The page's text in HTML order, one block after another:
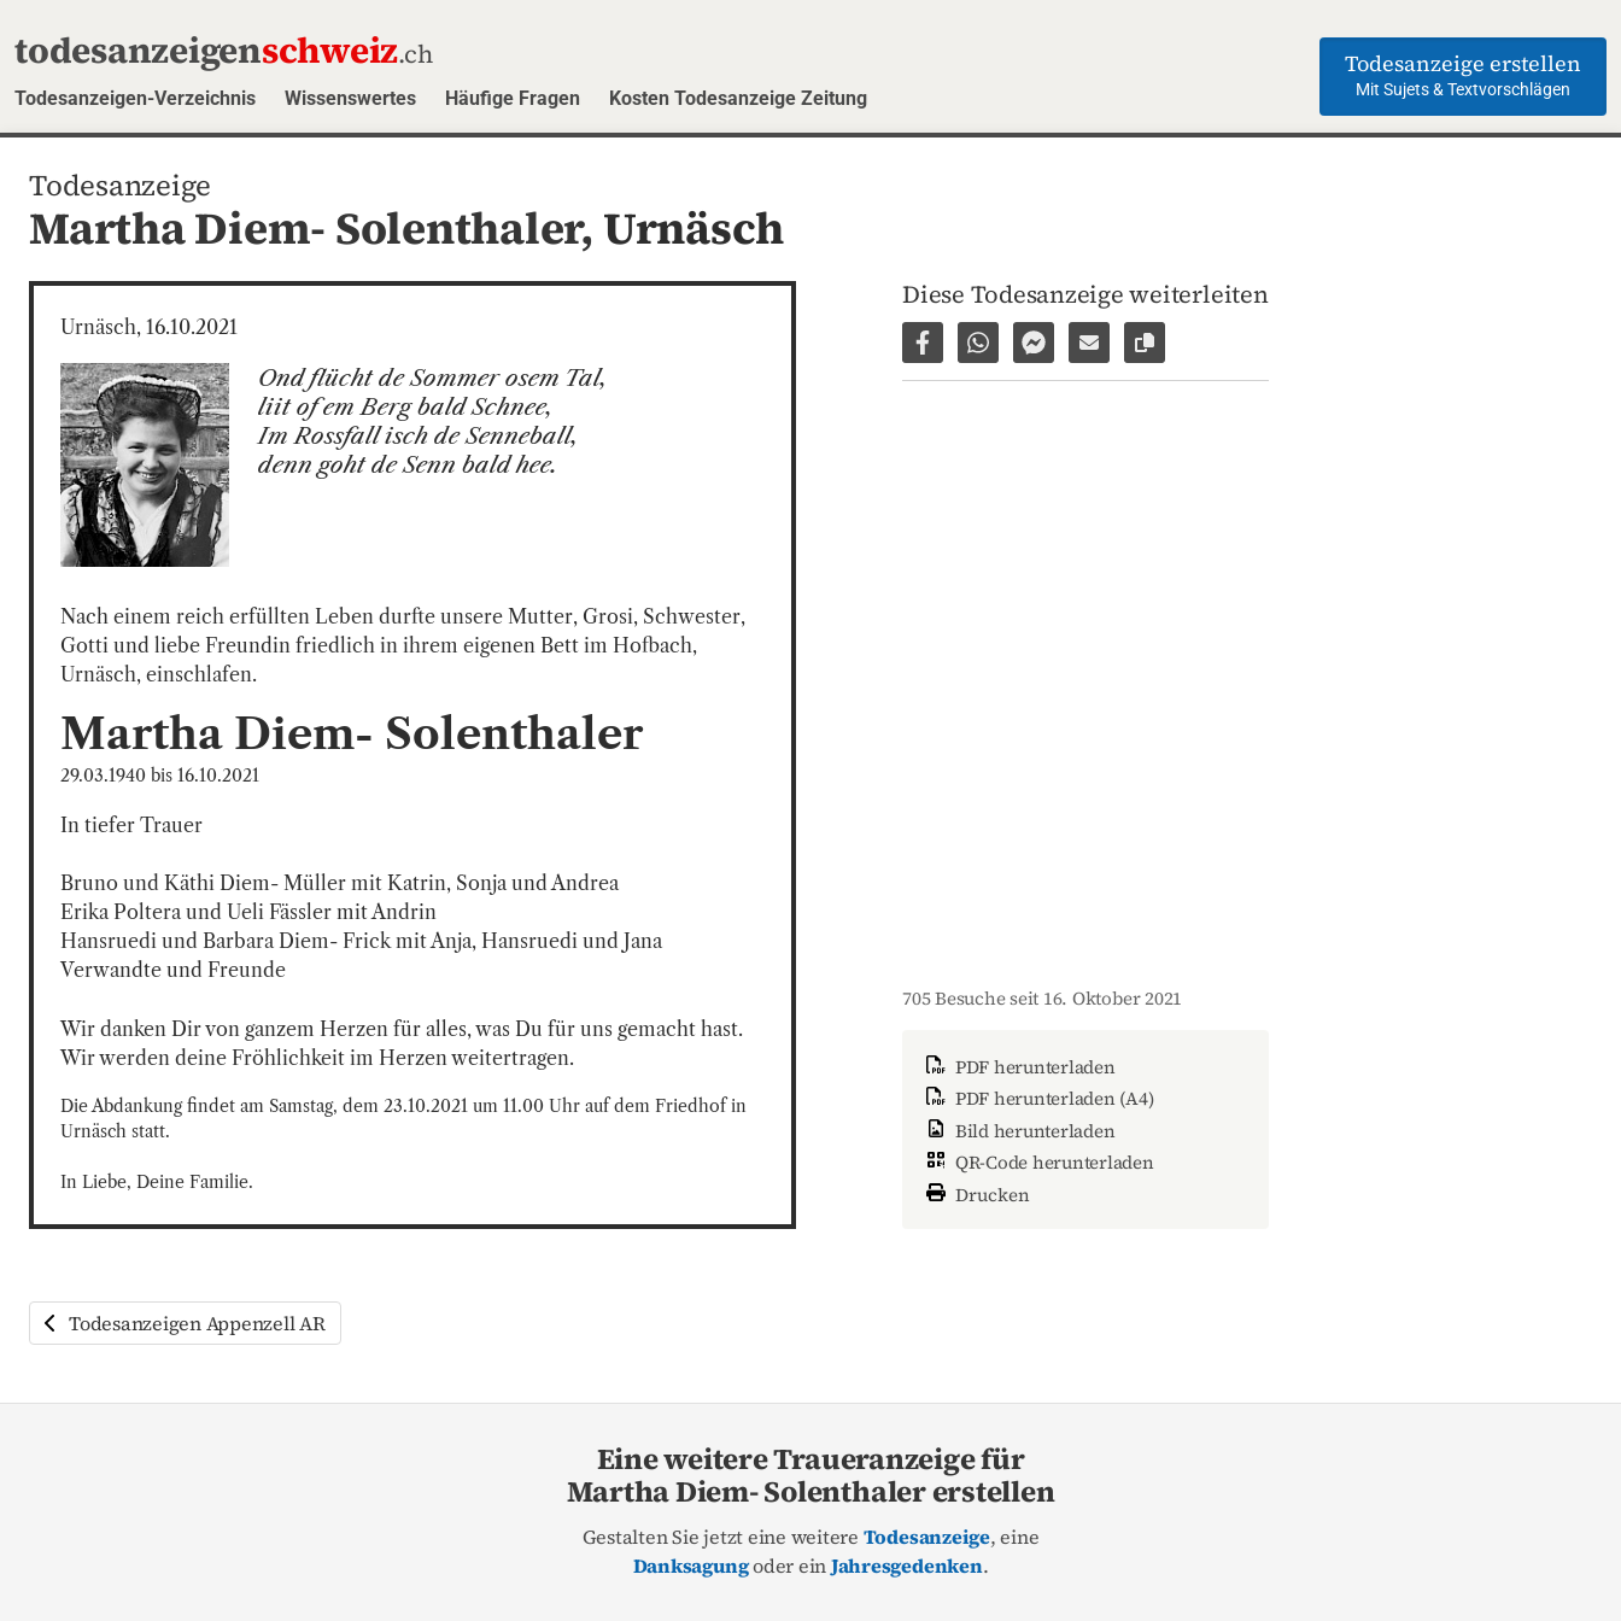
todesanzeigenschweiz.ch
Todesanzeigen-Verzeichnis Wissenswertes Häufige Fragen Kosten Todesanzeige Zeitung
Todesanzeige erstellen
Mit Sujets & Textvorschlägen
Todesanzeige
Martha Diem- Solenthaler, Urnäsch
Urnäsch, 16.10.2021
Ond flücht de Sommer osem Tal,
liit of em Berg bald Schnee,
Im Rossfall isch de Senneball,
denn goht de Senn bald hee.
Nach einem reich erfüllten Leben durfte unsere Mutter, Grosi, Schwester,
Gotti und liebe Freundin friedlich in ihrem eigenen Bett im Hofbach,
Urnäsch, einschlafen.
Martha Diem- Solenthaler
29.03.1940 bis16.10.2021
In tiefer Trauer
Bruno und Käthi Diem- Müller mit Katrin, Sonja und Andrea
Erika Poltera und Ueli Fässler mit Andrin
Hansruedi und Barbara Diem- Frick mit Anja, Hansruedi und Jana
Verwandte und Freunde
Wir danken Dir von ganzem Herzen für alles, was Du für uns gemacht hast.
Wir werden deine Fröhlichkeit im Herzen weitertragen.
Die Abdankung findet am Samstag, dem 23.10.2021 um 11.00 Uhr auf dem Friedhof in
Urnäsch statt.
In Liebe, Deine Familie.
Diese Todesanzeige weiterleiten
Auf Facebook teilen
Per WhatsApp weiterleiten
Per Facebook Messenger weiterleiten
Per E-Mail versenden
Link zur Seite kopieren
705 Besuche seit 16. Oktober 2021
PDF herunterladen
PDF herunterladen (A4)
Bild herunterladen
QR-Code herunterladen
Drucken
Todesanzeigen Appenzell AR
Eine weitere Traueranzeige für
Martha Diem- Solenthaler erstellen
Gestalten Sie jetzt eine weitere Todesanzeige, eine
Danksagungoder einJahresgedenken.